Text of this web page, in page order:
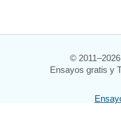
©
Ensayos gratis y